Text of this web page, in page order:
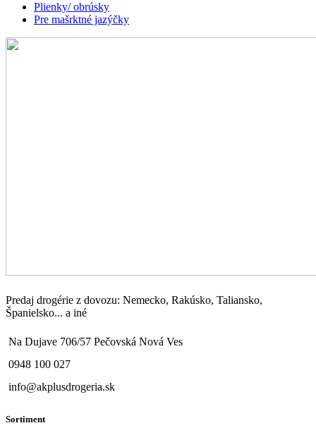
Plienky/ obrúsky
Pre mašrktné jazýčky
Predaj drogérie z dovozu: Nemecko, Rakúsko, Taliansko,
Španielsko... a iné
Na Dujave 706/57 Pečovská Nová Ves
0948 100 027
info@akplusdrogeria.sk
Sortiment